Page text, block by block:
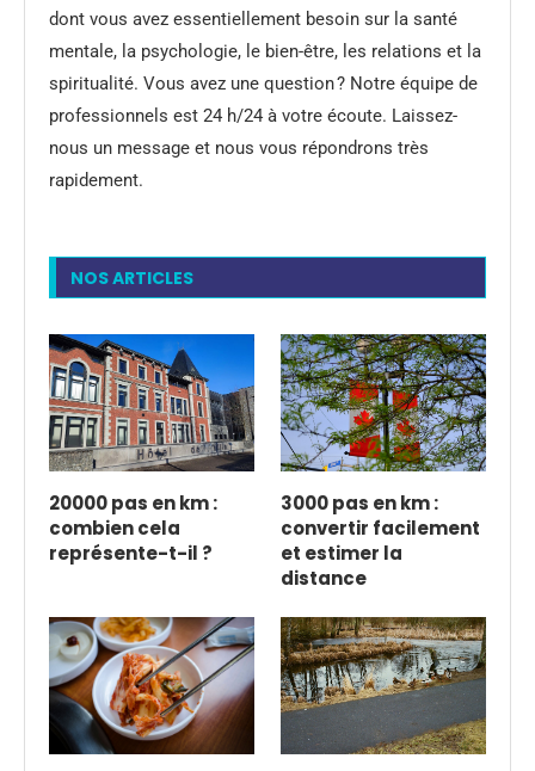
dont vous avez essentiellement besoin sur la santé
mentale, la psychologie, le bien-être, les relations et la
spiritualité. Vous avez une question ? Notre équipe de
professionnels est 24 h/24 à votre écoute. Laissez-
nous un message et nous vous répondrons très
rapidement.
NOS ARTICLES
20000 pas en km :
combien cela
représente-t-il ?
3000 pas en km :
convertir facilement
et estimer la
distance